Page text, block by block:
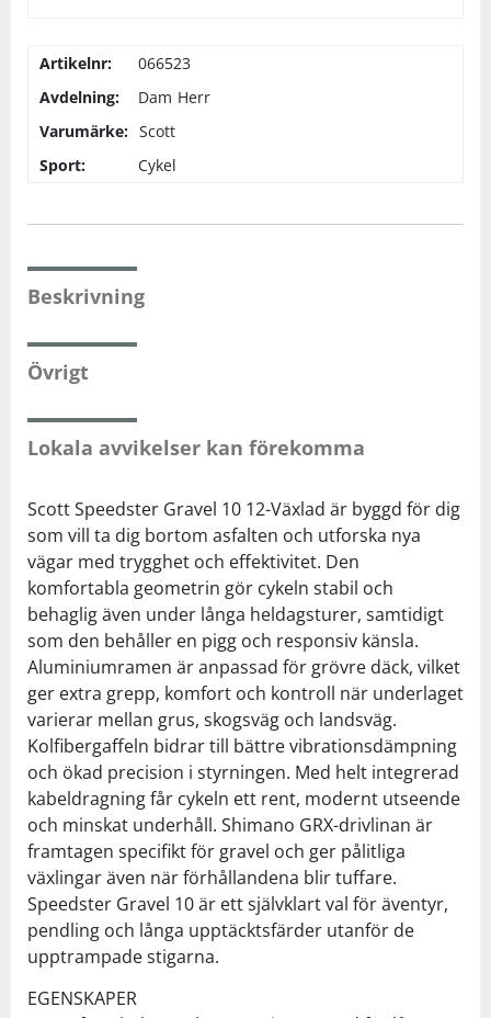
Artikelnr:
066523
Avdelning:
Dam Herr
Varumärke: Scott
Sport:
Cykel
Beskrivning
Övrigt
Lokala avvikelser kan förekomma
Scott Speedster Gravel 10 12-Växlad är byggd för dig
som vill ta dig bortom asfalten och utforska nya
vägar med trygghet och effektivitet. Den
komfortabla geometrin gör cykeln stabil och
behaglig även under långa heldagsturer, samtidigt
som den behåller en pigg och responsiv känsla.
Aluminiumramen är anpassad för grövre däck, vilket
ger extra grepp, komfort och kontroll när underlaget
varierar mellan grus, skogsväg och landsväg.
Kolfibergaffeln bidrar till bättre vibrationsdämpning
och ökad precision i styrningen. Med helt integrerad
kabeldragning får cykeln ett rent, modernt utseende
och minskat underhåll. Shimano GRX-drivlinan är
framtagen specifikt för gravel och ger pålitliga
växlingar även när förhållandena blir tuffare.
Speedster Gravel 10 är ett självklart val för äventyr,
pendling och långa upptäcktsfärder utanför de
upptrampade stigarna.
EGENSKAPER